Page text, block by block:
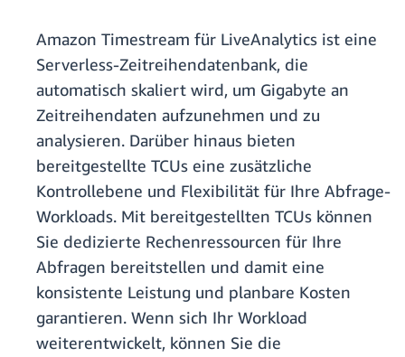
Amazon Timestream für LiveAnalytics ist eine
Serverless-Zeitreihendatenbank, die
automatisch skaliert wird, um Gigabyte an
Zeitreihendaten aufzunehmen und zu
analysieren. Darüber hinaus bieten
bereitgestellte TCUs eine zusätzliche
Kontrollebene und Flexibilität für Ihre Abfrage-
Workloads. Mit bereitgestellten TCUs können
Sie dedizierte Rechenressourcen für Ihre
Abfragen bereitstellen und damit eine
konsistente Leistung und planbare Kosten
garantieren. Wenn sich Ihr Workload
weiterentwickelt, können Sie die